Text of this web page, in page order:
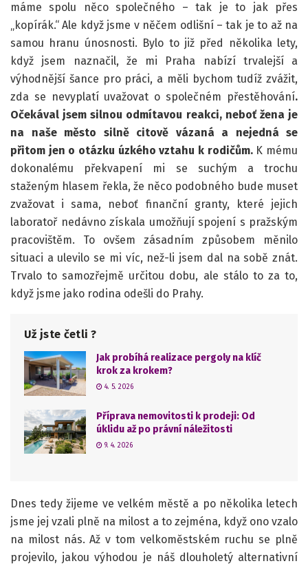
máme spolu něco společného – tak je to jak přes
„kopírák.“ Ale když jsme v něčem odlišní – tak je to až na
samou hranu únosnosti. Bylo to již před několika lety,
když jsem naznačil, že mi Praha nabízí trvalejší a
výhodnější šance pro práci, a měli bychom tudíž zvážit,
zda se nevyplatí uvažovat o společném přestěhování.
Očekával jsem silnou odmítavou reakci, neboť žena je
na naše město silně citově vázaná a nejedná se
přitom jen o otázku úzkého vztahu k rodičům.K mému
dokonalému překvapení mi se suchým a trochu
staženým hlasem řekla, že něco podobného bude muset
zvažovat i sama, neboť finanční granty, které jejich
laboratoř nedávno získala umožňují spojení s pražským
pracovištěm. To ovšem zásadním způsobem měnilo
situaci a ulevilo se mi víc, než-li jsem dal na sobě znát.
Trvalo to samozřejmě určitou dobu, ale stálo to za to,
když jsme jako rodina odešli do Prahy.
Už jste četli ?
Jak probíhá realizace pergoly na klíč
krok za krokem?
4. 5. 2026
Příprava nemovitosti k prodeji: Od
úklidu až po právní náležitosti
9. 4. 2026
Dnes tedy žijeme ve velkém městě a po několika letech
jsme jej vzali plně na milost a to zejména, když ono vzalo
na milost nás. Až v tom velkoměstském ruchu se plně
projevilo, jakou výhodou je náš dlouholetý alternativní